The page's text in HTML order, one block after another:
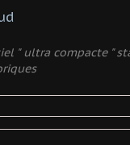
" ultra compacte "